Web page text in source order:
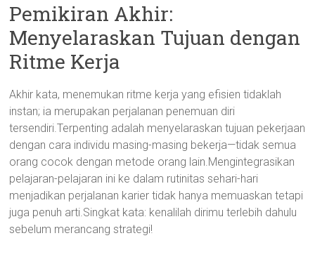
Pemikiran Akhir:
Menyelaraskan Tujuan dengan
Ritme Kerja
Akhir kata, menemukan ritme kerja yang efisien tidaklah
instan; ia merupakan perjalanan penemuan diri
tersendiri.Terpenting adalah menyelaraskan tujuan pekerjaan
dengan cara individu masing-masing bekerja—tidak semua
orang cocok dengan metode orang lain.Mengintegrasikan
pelajaran-pelajaran ini ke dalam rutinitas sehari-hari
menjadikan perjalanan karier tidak hanya memuaskan tetapi
juga penuh arti.Singkat kata: kenalilah dirimu terlebih dahulu
sebelum merancang strategi!